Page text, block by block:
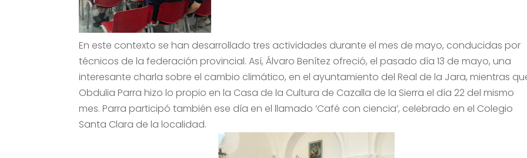
En este contexto se han desarrollado tres actividades durante el mes de mayo, conducidas por
técnicos de la federación provincial. Así,Álvaro Benítez ofreció, el pasado día 13 de mayo, una
interesante charla sobre el cambio climático, en el ayuntamiento del Real de la Jara, mientras
Obdulia Parra hizo lo propio en la Casa de la Cultura de Cazalla de la Sierra el día 22 del mismo
mes. Parra participó también ese día en el llamado ‘Café con ciencia’, celebrado en el Colegio
Santa Clara de la localidad.